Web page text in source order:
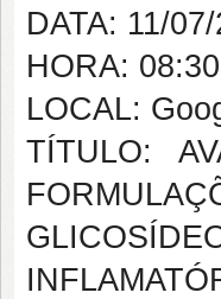
DATA: 11/
HORA: 08:30
LOCAL:
TÍTULO: